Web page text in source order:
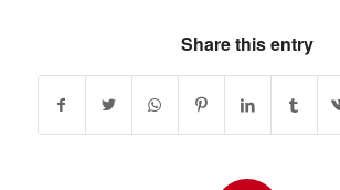
Share this entry